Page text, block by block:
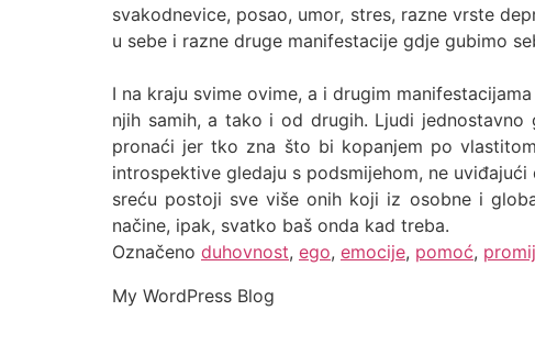
svakodnevice, posao, umor, stres, razne vrste
u sebe i razne druge manifestacije gdje gubimo
I na kraju svime ovime, a i drugim
njih samih, a tako i od drugih. Ljudi
pronaći jer tko zna što bi kopanjem po
introspektive gledaju s podsmijehom, ne
sreću postoji sve više onih koji iz osobne i
načine, ipak, svatko baš onda kad treba.
Označeno duhovnost, ego, emocije, pomoć,
My WordPress Blog